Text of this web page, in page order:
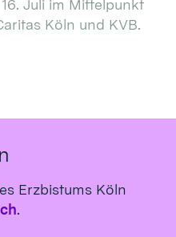
Juli im Mittelpunkt
Köln und KVB.
Erzbistums Köln
.